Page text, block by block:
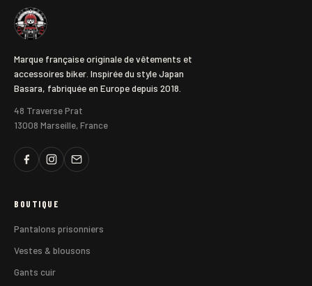
Marque française originale de vêtements et
accessoires biker. Inspirée du style Japan
Basara, fabriquée en Europe depuis 2018.
48 Traverse Prat
13008 Marseille, France
BOUTIQUE
Pantalons prisonniers
Vestes & blousons
Gants cuir